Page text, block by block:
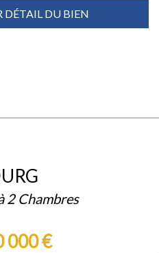
DÉTAIL DU BIEN
2 Chambres
000 €